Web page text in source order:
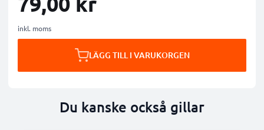
inkl. moms
LÄGG TILL I VARUKORGEN
Du kanske också gillar